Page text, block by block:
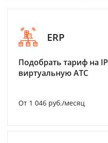
ERP
Подобрать тариф на
виртуальную АТС
От 1 046 руб./месяц